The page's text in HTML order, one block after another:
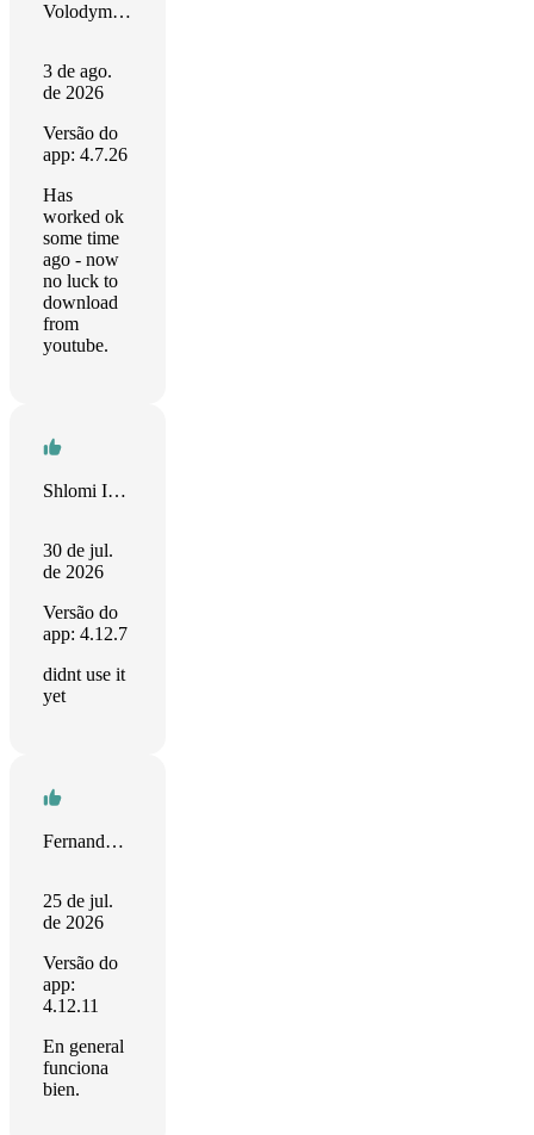
Volodymyr Volkov
3 de ago.
de 2026
Versão do
app: 4.7.26
Has
worked ok
some time
ago - now
no luck to
download
from
youtube.
Shlomi Iflah
30 de jul.
de 2026
Versão do
app: 4.12.7
didnt use it
yet
Fernando Herrera Díaz
25 de jul.
de 2026
Versão do
app:
4.12.11
En general
funciona
bien.